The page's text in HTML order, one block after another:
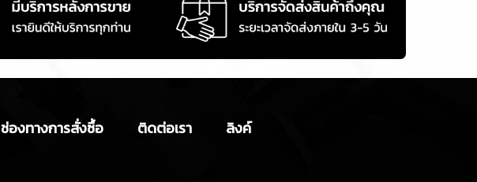
ช่องทางการสั่งซื้อ ติดต่อเรา ลิงค์